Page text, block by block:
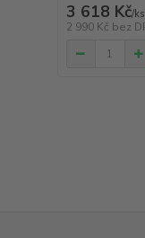
3 618 Kč/ks
2 990 Kč bez